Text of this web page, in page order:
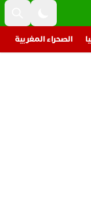
الصحراء المغربية